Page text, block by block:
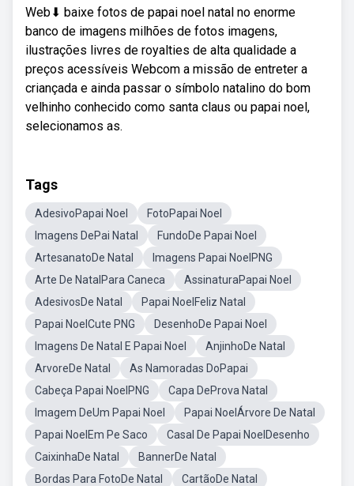
Web⬇ baixe fotos de papai noel natal no enorme
banco de imagens milhões de fotos imagens,
ilustrações livres de royalties de alta qualidade a
preços acessíveis Webcom a missão de entreter a
criançada e ainda passar o símbolo natalino do bom
velhinho conhecido como santa claus ou papai noel,
selecionamos as.
Tags
AdesivoPapai Noel
FotoPapai Noel
Imagens DePai Natal
FundoDe Papai Noel
ArtesanatoDe Natal
Imagens Papai NoelPNG
Arte De NatalPara Caneca
AssinaturaPapai Noel
AdesivosDe Natal
Papai NoelFeliz Natal
Papai NoelCute PNG
DesenhoDe Papai Noel
Imagens De Natal E Papai Noel
AnjinhoDe Natal
ArvoreDe Natal
As Namoradas DoPapai
Cabeça Papai NoelPNG
Capa DeProva Natal
Imagem DeUm Papai Noel
Papai NoelÁrvore De Natal
Papai NoelEm Pe Saco
Casal De Papai NoelDesenho
CaixinhaDe Natal
BannerDe Natal
Bordas Para FotoDe Natal
CartãoDe Natal